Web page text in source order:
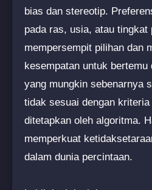
bias dan stereotip.
pada ras, usia, atau tingkat
mempersempit pilihan dan
kesempatan untuk bertemu
yang mungkin sebenarnya
tidak sesuai dengan
ditetapkan oleh algoritma.
memperkuat
dalam dunia percintaan.